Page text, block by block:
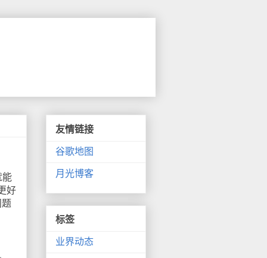
能
好
友情链接
谷歌地图
月光博客
标签
业界动态